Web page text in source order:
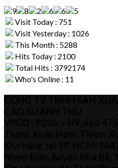
Visit Today : 751
Visit Yesterday : 1026
This Month : 5288
Hits Today : 2100
Total Hits : 3792174
Who's Online : 11